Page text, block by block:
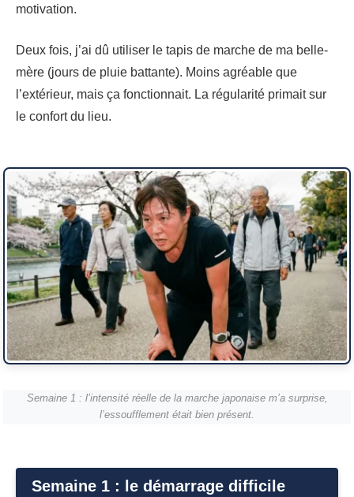
motivation.
Deux fois, j’ai dû utiliser le tapis de marche de ma belle-
mère (jours de pluie battante). Moins agréable que
l’extérieur, mais ça fonctionnait. La régularité primait sur
le confort du lieu.
Semaine 1 : l’intensité réelle de la marche japonaise m’a surprise,
l’essoufflement était bien présent.
Semaine 1 : le démarrage difficile